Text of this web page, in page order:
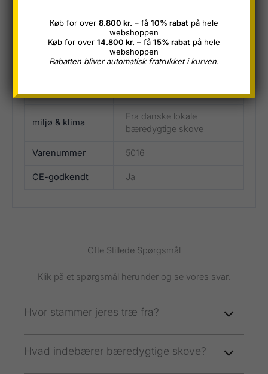
Længde 3600, 4200, 5100
Tykkelse
Bredde 150
miljø & klima
Fra danske lokale
bæredygtige skove
Varenummer 5016
CE-godkendt Ja
Ofte Stillede Spørgsmål
Klik på et spørgsmål herunder og se vores svar.
Hvor stammer jeres træ fra?
Hvad indebærer bæredygtige skove?
Køb for over 8.800 kr. – få 10% rabat på hele
webshoppen
Køb for over 14.800 kr. – få 15% rabat på hele
webshoppen
Rabatten bliver automatisk fratrukket i kurven.